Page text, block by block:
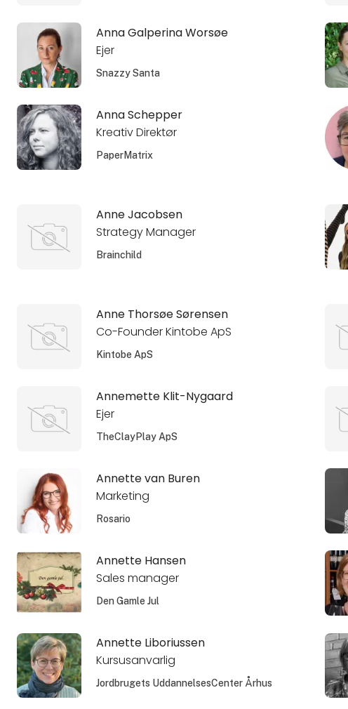
Anna Galperina Worsøe
Ejer
Snazzy Santa
Anna Schepper
Kreativ Direktør
PaperMatrix
Anne Jacobsen
Strategy Manager
Brainchild
Anne Thorsøe Sørensen
Co-Founder Kintobe ApS
Kintobe ApS
Annemette Klit-Nygaard
Ejer
TheClayPlay ApS
Annette van Buren
Marketing
Rosario
Annette Hansen
Sales manager
Den Gamle Jul
Annette Liboriussen
Kursusanvarlig
Jordbrugets UddannelsesCenter Århus